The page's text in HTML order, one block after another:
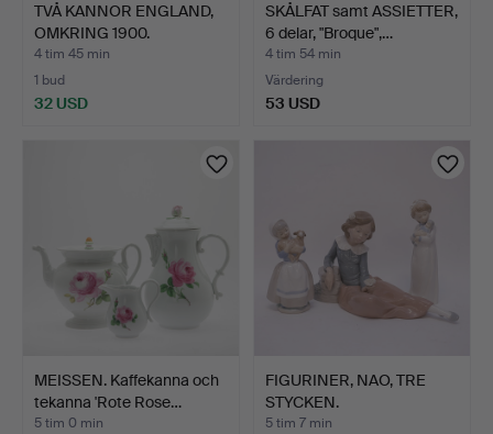
TVÅ KANNOR ENGLAND,
OMKRING 1900.
4 tim 45 min
1 bud
32 USD
SKÅLFAT samt ASSIETTER,
6 delar, "Broque",…
4 tim 54 min
Värdering
53 USD
MEISSEN. Kaffekanna och
tekanna 'Rote Rose…
5 tim 0 min
FIGURINER, NAO, TRE
STYCKEN.
5 tim 7 min